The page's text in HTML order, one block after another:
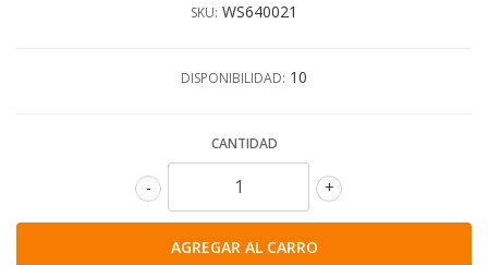
SKU: WS640021
DISPONIBILIDAD: 10
CANTIDAD
+
-